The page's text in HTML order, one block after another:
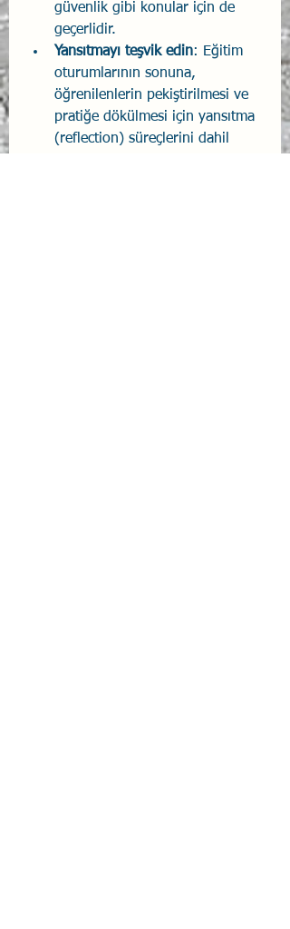
güvenlik gibi konular için de
geçerlidir.
Yansıtmayı teşvik edin: Eğitim
oturumlarının sonuna,
öğrenilenlerin pekiştirilmesi ve
pratiğe dökülmesi için yansıtma
(reflection) süreçlerini dahil